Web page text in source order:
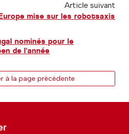
Article suivant
mise sur les robotsaxis
nominés pour le
de l'année
à la page précédente